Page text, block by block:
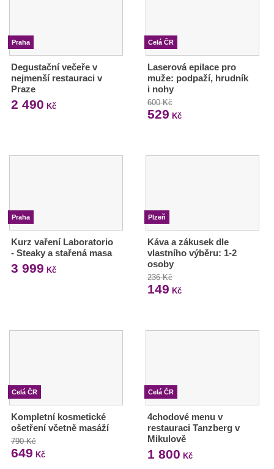
Praha
Degustační večeře v
nejmenší restauraci v
Praze
2 490 Kč
Celá ČR
Laserová epilace pro
muže: podpaží, hrudník
i nohy
600 Kč
529 Kč
Praha
Kurz vaření Laboratorio
- Steaky a stařená masa
3 999 Kč
Plzeň
Káva a zákusek dle
vlastního výběru: 1-2
osoby
236 Kč
149 Kč
Celá ČR
Kompletní kosmetické
ošetření včetně masáží
790 Kč
649 Kč
Celá ČR
4chodové menu v
restauraci Tanzberg v
Mikulově
1 800 Kč